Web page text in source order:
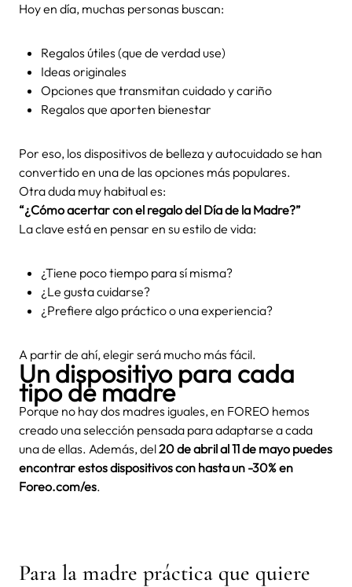
Hoy en día, muchas personas buscan:
Regalos útiles (que de verdad use)
Ideas originales
Opciones que transmitan cuidado y cariño
Regalos que aporten bienestar
Por eso, los dispositivos de belleza y autocuidado se han
convertido en una de las opciones más populares.
Otra duda muy habitual es:
“¿Cómo acertar con el regalo del Día de la Madre?”
La clave está en pensar en su estilo de vida:
¿Tiene poco tiempo para sí misma?
¿Le gusta cuidarse?
¿Prefiere algo práctico o una experiencia?
A partir de ahí, elegir será mucho más fácil.
Un dispositivo para cada
tipo de madre
Porque no hay dos madres iguales, en FOREO hemos
creado una selección pensada para adaptarse a cada
una de ellas. Además, del20 de abril al 11 de mayo puedes
encontrar estos dispositivos con hasta un -30% en
Foreo.com/es.
Para la madre práctica que quiere